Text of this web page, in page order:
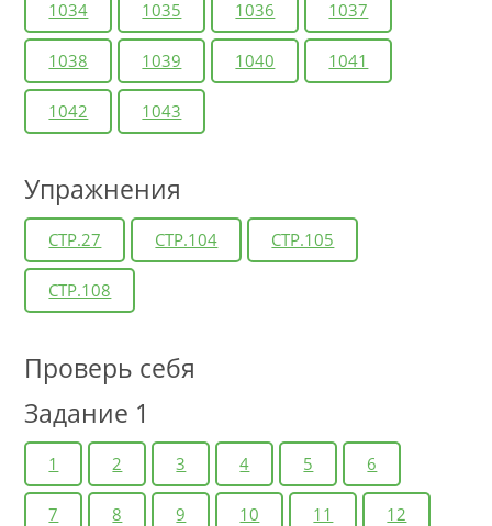
1034 1035 1036 1037
1038 1039 1040 1041
1042 1043
Упражнения
СТР.27 СТР.104 СТР.105
СТР.108
Проверь себя
Задание 1
1 2 3 4 5 6
7 8 9 10 11 12